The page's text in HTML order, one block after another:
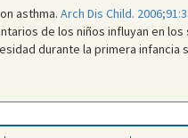
asthma. Arch Dis Child.
de los niños influyan en
durante la primera